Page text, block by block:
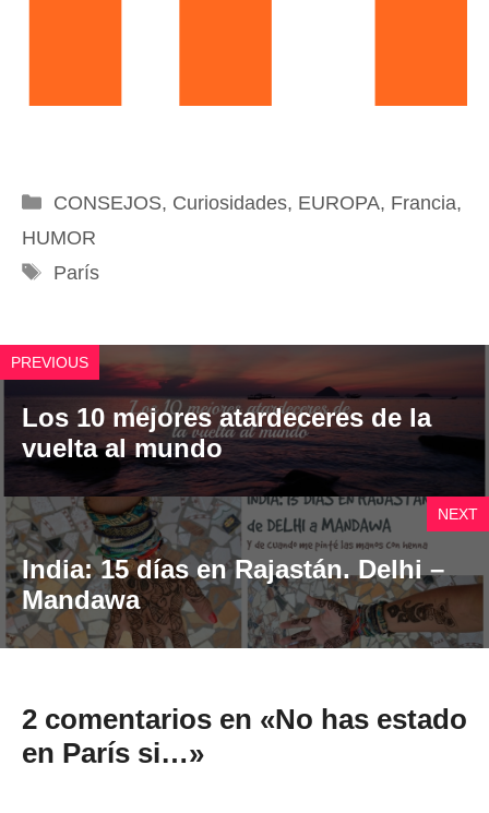
Categorías
CONSEJOS, Curiosidades, EUROPA, Francia,
HUMOR
Etiquetas
París
PREVIOUS
Los 10 mejores atardeceres de la
vuelta al mundo
NEXT
India: 15 días en Rajastán. Delhi –
Mandawa
2 comentarios en «No has estado
en París si…»